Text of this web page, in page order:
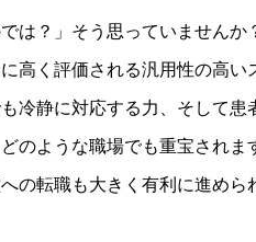
は？」そう思っていませんか
高く評価される汎用性の高い
冷静に対応する力、そして患
のような職場でも重宝されま
の転職も大きく有利に進めら